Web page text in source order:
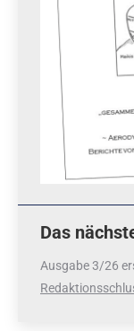
Das
Ausgabe 3/26